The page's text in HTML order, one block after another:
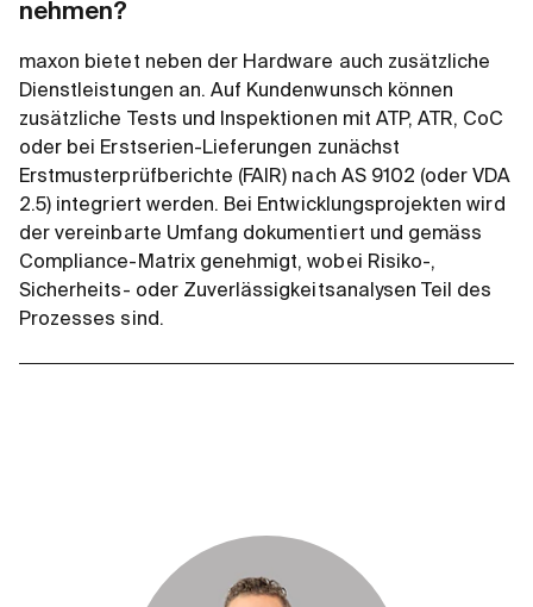
nehmen?
maxon bietet neben der Hardware auch zusätzliche
Dienstleistungen an. Auf Kundenwunsch können
zusätzliche Tests und Inspektionen mit ATP, ATR, CoC
oder bei Erstserien-Lieferungen zunächst
Erstmusterprüfberichte (FAIR) nach AS 9102 (oder VDA
2.5) integriert werden. Bei Entwicklungsprojekten wird
der vereinbarte Umfang dokumentiert und gemäss
Compliance-Matrix genehmigt, wobei Risiko-,
Sicherheits- oder Zuverlässigkeitsanalysen Teil des
Prozesses sind.